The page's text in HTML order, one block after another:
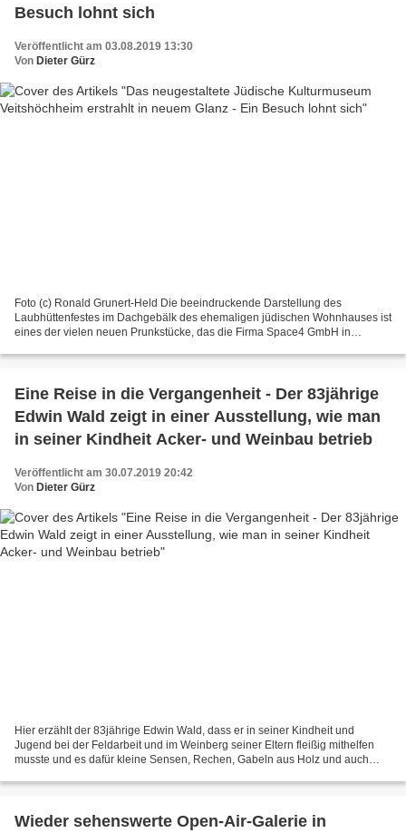
Besuch lohnt sich
Veröffentlicht am 03.08.2019 13:30
Von Dieter Gürz
Foto (c) Ronald Grunert-Held Die beeindruckende Darstellung des
Laubhüttenfestes im Dachgebälk des ehemaligen jüdischen Wohnhauses ist
eines der vielen neuen Prunkstücke, das die Firma Space4 GmbH in
Eine Reise in die Vergangenheit - Der 83jährige
Edwin Wald zeigt in einer Ausstellung, wie man
in seiner Kindheit Acker- und Weinbau betrieb
Veröffentlicht am 30.07.2019 20:42
Von Dieter Gürz
Hier erzählt der 83jährige Edwin Wald, dass er in seiner Kindheit und
Jugend bei der Feldarbeit und im Weinberg seiner Eltern fleißig mithelfen
musste und es dafür kleine Sensen, Rechen, Gabeln aus Holz und auch
Wieder sehenswerte Open-Air-Galerie in